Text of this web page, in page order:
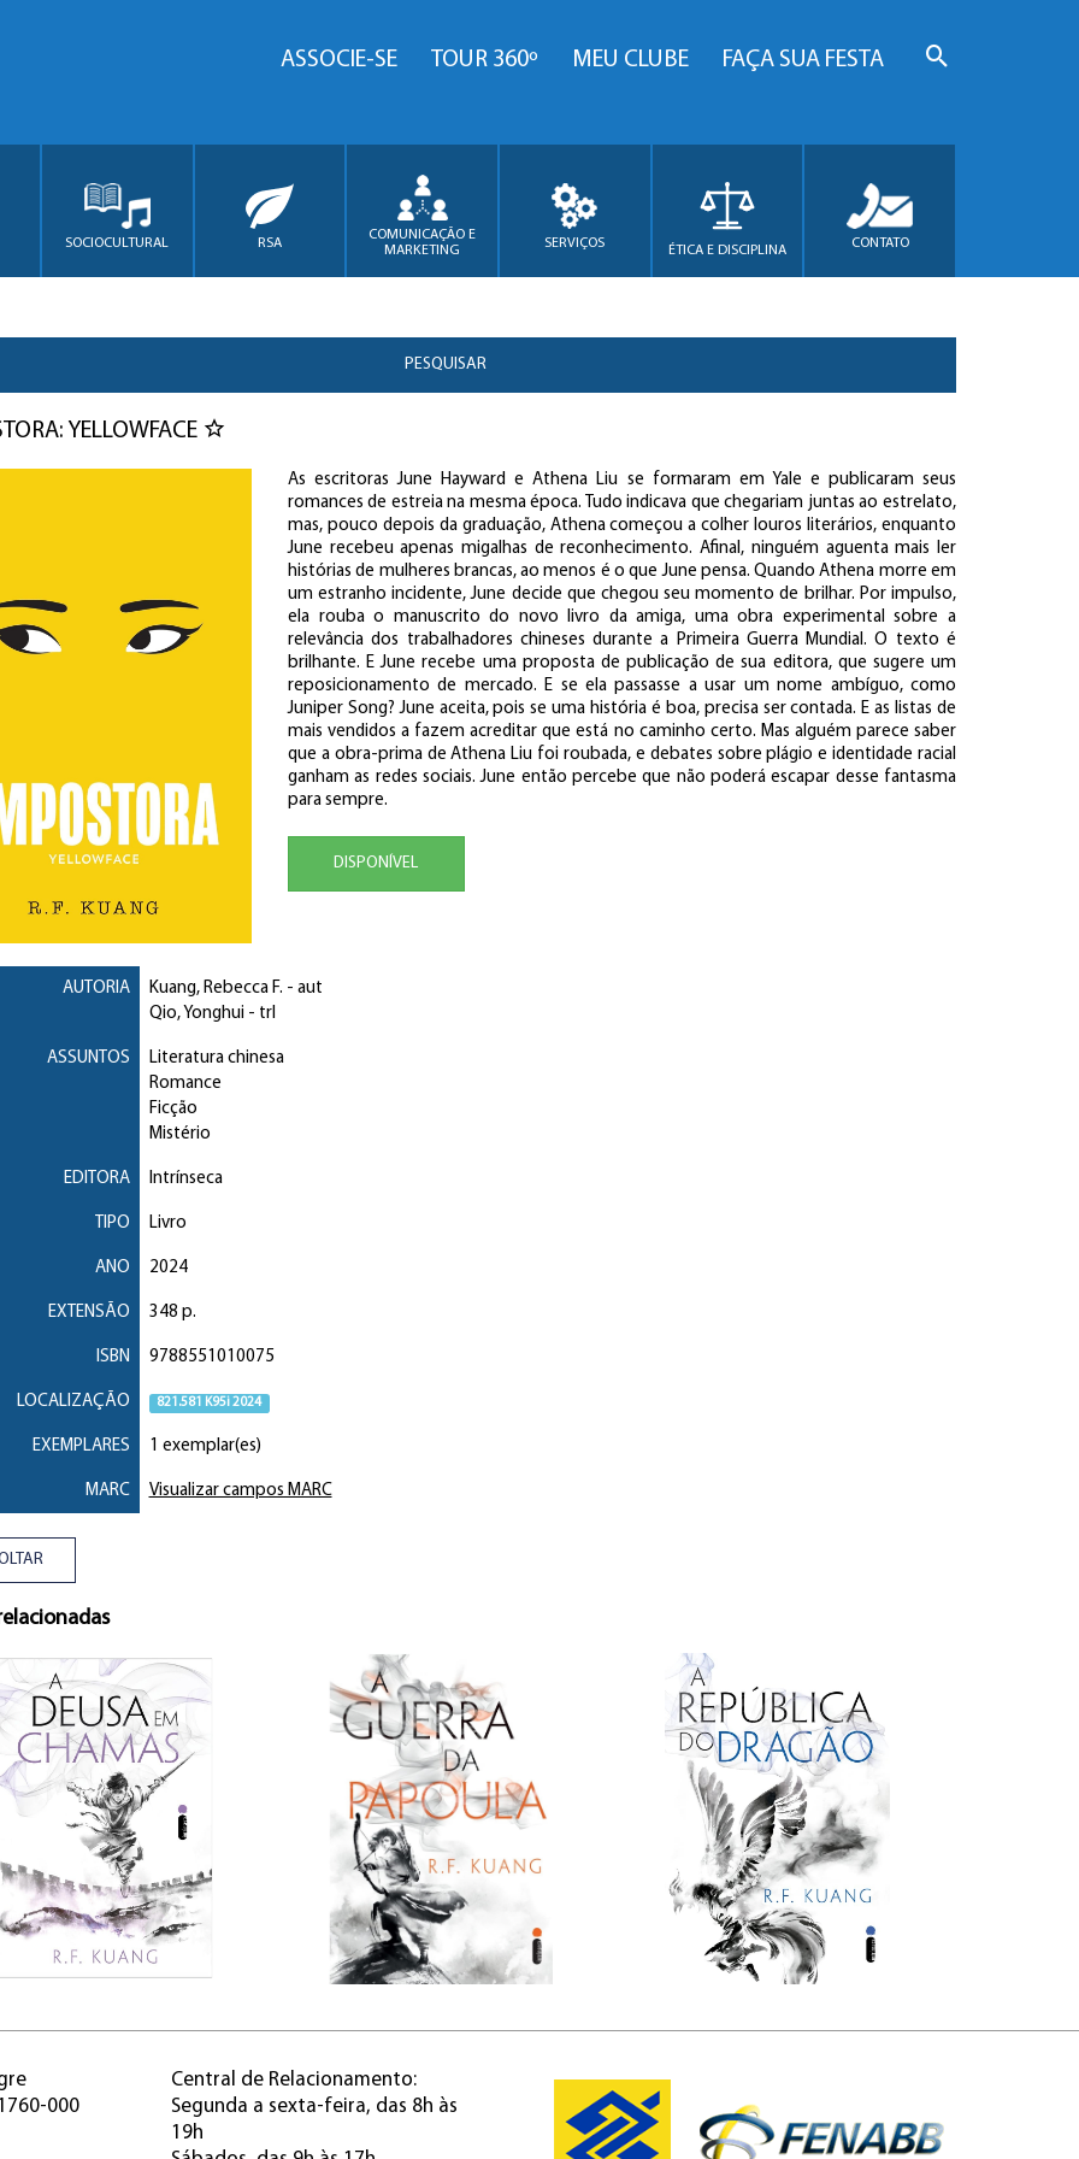
ASSOCIE-SE TOUR 360º MEU CLUBE FAÇA SUA FESTA
SOCIOCULTURAL RSA
COMUNICAÇÃO E
MARKETING
SERVIÇOS ÉTICA E DISCIPLINA CONTATO
PESQUISAR
YELLOWFACE
As escritoras June Hayward e Athena Liu se formaram em Yale e publicaram seus
romances de estreia na mesma época. Tudo indicava que chegariam juntas ao estrelato,
mas, pouco depois da graduação, Athena começou a colher louros literários, enquanto
June recebeu apenas migalhas de reconhecimento. Afinal, ninguém aguenta mais ler
histórias de mulheres brancas, ao menos é o que June pensa. Quando Athena morre em
um estranho incidente, June decide que chegou seu momento de brilhar. Por impulso,
ela rouba o manuscrito do novo livro da amiga, uma obra experimental sobre a
relevância dos trabalhadores chineses durante a Primeira Guerra Mundial. O texto é
brilhante. E June recebe uma proposta de publicação de sua editora, que sugere um
reposicionamento de mercado. E se ela passasse a usar um nome ambíguo, como
Juniper Song? June aceita, pois se uma história é boa, precisa ser contada. E as listas de
mais vendidos a fazem acreditar que está no caminho certo. Mas alguém parece saber
que a obra-prima de Athena Liu foi roubada, e debates sobre plágio e identidade racial
ganham as redes sociais. June então percebe que não poderá escapar desse fantasma
para sempre.
DISPONÍVEL
AUTORIA Kuang, Rebecca F. - aut
Qio, Yonghui - trl
ASSUNTOS
Literatura chinesa
Romance
Ficção
Mistério
EDITORA Intrínseca
TIPO Livro
ANO 2024
EXTENSÃO 348 p.
ISBN 9788551010075
LOCALIZAÇÃO 821.581 K95i 2024
EXEMPLARES 1 exemplar(es)
MARC Visualizar campos MARC
000
Central de Relacionamento:
Segunda a sexta-feira, das 8h às
19h